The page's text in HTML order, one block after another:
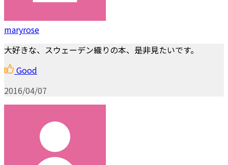
maryrose
大好きな、スウェーデン織りの本、是非見たいです。
Good
2016/04/07